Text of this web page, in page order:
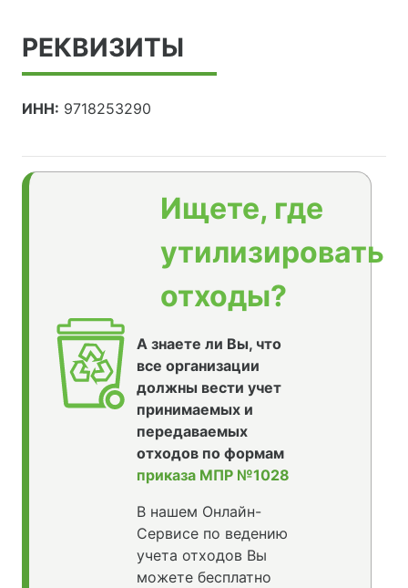
РЕКВИЗИТЫ
ИНН: 9718253290
Ищете, где
утилизировать
отходы?
А знаете ли Вы, что
все организации
должны вести учет
принимаемых и
передаваемых
отходов по формам
приказа МПР №1028
В нашем Онлайн-
Сервисе по ведению
учета отходов Вы
можете бесплатно